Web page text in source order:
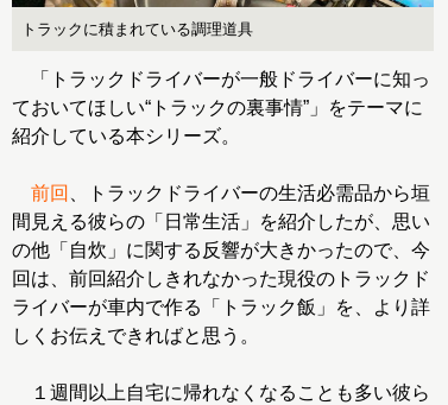
トラックに積まれている調理道具
「トラックドライバーが一般ドライバーに知っ
ておいてほしい“トラックの裏事情”」をテーマに
紹介している本シリーズ。
前回
、トラックドライバーの生活必需品から垣
間見える彼らの「日常生活」を紹介したが、思い
の他「自炊」に関する反響が大きかったので、今
回は、前回紹介しきれなかった現役のトラックド
ライバーが車内で作る「トラック飯」を、より詳
しくお伝えできればと思う。
１週間以上自宅に帰れなくなることも多い彼ら